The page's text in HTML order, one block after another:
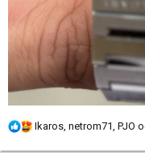
R
Ikaros netrom71 PJO